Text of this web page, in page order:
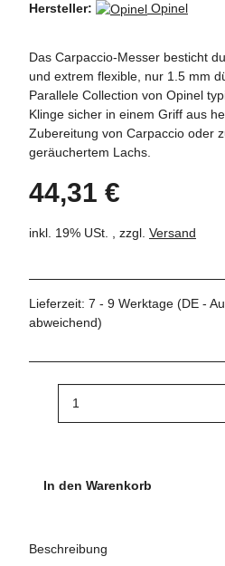
Hersteller:
Opinel
Das Carpaccio-Messer besticht
und extrem flexible, nur 1.5 mm
Parallele Collection von Opinel
Klinge sicher in einem Griff aus
Zubereitung von Carpaccio oder
geräuchertem Lachs.
44,31 €
inkl. 19% USt. , zzgl. Versand
Lieferzeit: 7 - 9 Werktage (DE -
abweichend)
In den Warenkorb
Beschreibung